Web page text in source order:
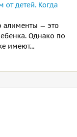
детей. Когда
алименты — это
Однако по
имеют...